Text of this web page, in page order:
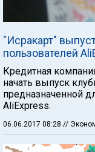
"Исракарт"
пользователей
Кредитная
начать выпуск
предназначенной
AliExpress.
06.06.2017 08:28 //